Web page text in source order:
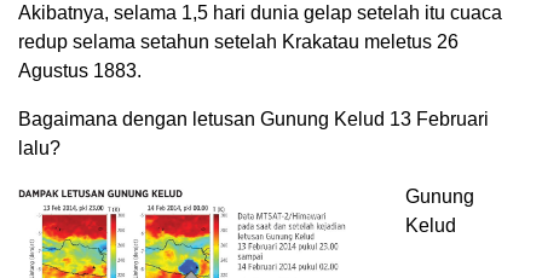
Akibatnya, selama 1,5 hari dunia gelap setelah itu cuaca
redup selama setahun setelah Krakatau meletus 26
Agustus 1883.
Bagaimana dengan letusan Gunung Kelud 13 Februari
lalu?
Gunung
Kelud